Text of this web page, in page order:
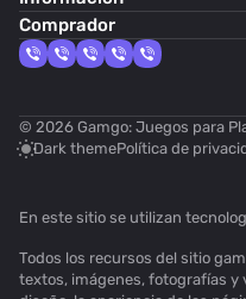
Comprador
© 2026 Gamgo: Juegos para
Dark themePolítica de
En este sitio se utilizan
Todos los recursos del sitio
textos, imágenes, fotografías y